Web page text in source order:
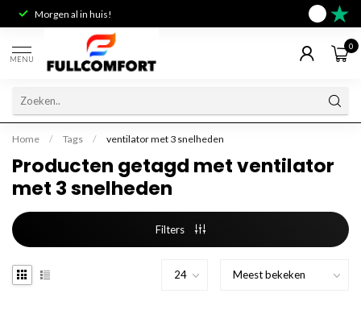
Morgen al in huis!
MENU
0
Home / Tags / ventilator met 3 snelheden
Producten getagd met ventilator
met 3 snelheden
Filters